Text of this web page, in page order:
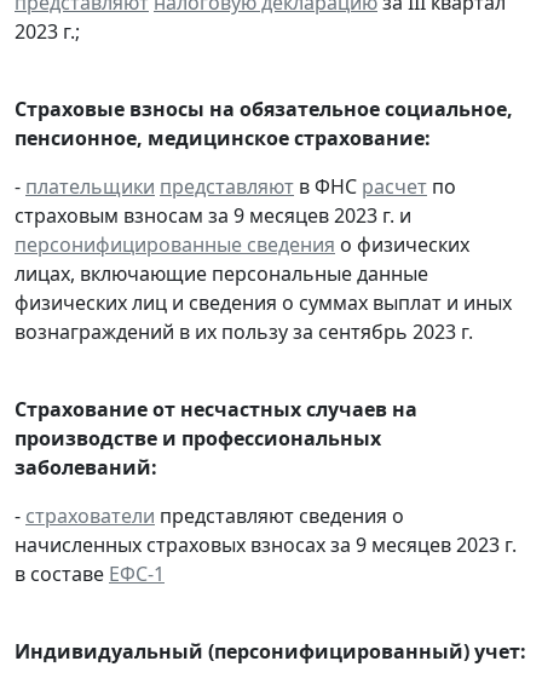
2023 г.;
Страховые взносы на обязательное социальное,
пенсионное, медицинское страхование:
- плательщики представляют в ФНС расчет по
страховым взносам за 9 месяцев 2023 г. и
персонифицированные сведения о физических
лицах, включающие персональные данные
физических лиц и сведения о суммах выплат и иных
вознаграждений в их пользу за сентябрь 2023 г.
Страхование от несчастных случаев на
производстве и профессиональных
заболеваний:
- страхователи представляют сведения о
начисленных страховых взносах за 9 месяцев 2023 г.
в составе ЕФС-1
Индивидуальный (персонифицированный) учет: